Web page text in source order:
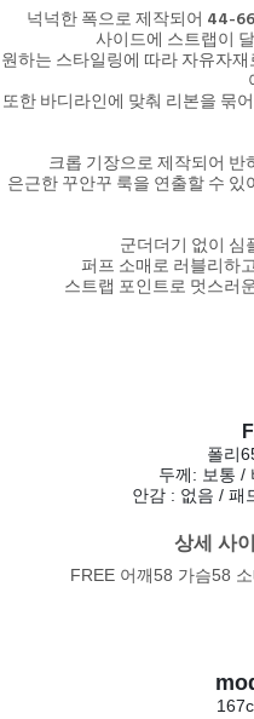
넉넉한 폭으로 제작되어 44-
사이드에 스트랩이
원하는 스타일링에 따라 자유자
또한 바디라인에 맞춰 리본을 묶
크롭 기장으로 제작되어
은근한 꾸안꾸 룩을 연출할 수
군더더기 없이 심
퍼프 소매로 러블리하
스트랩 포인트로 멋스러
폴리
두께: 보통 /
안감 : 없음 / 패
상세 사
FREE 어깨58 가슴58